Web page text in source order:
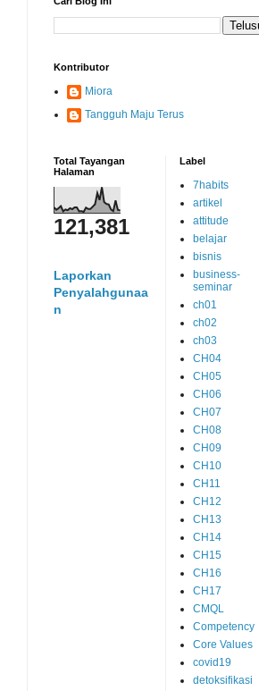
Kontributor
Miora
Tangguh Maju Terus
Total Tayangan
Halaman
121,381
Laporkan
Penyalahgunaa
n
Label
7habits
artikel
attitude
belajar
bisnis
business-
seminar
ch01
ch02
ch03
CH04
CH05
CH06
CH07
CH08
CH09
CH10
CH11
CH12
CH13
CH14
CH15
CH16
CH17
CMQL
Competency
Core Values
covid19
detoksifikasi